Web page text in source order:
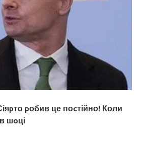
pобив це поcтійно! Коли
шoці